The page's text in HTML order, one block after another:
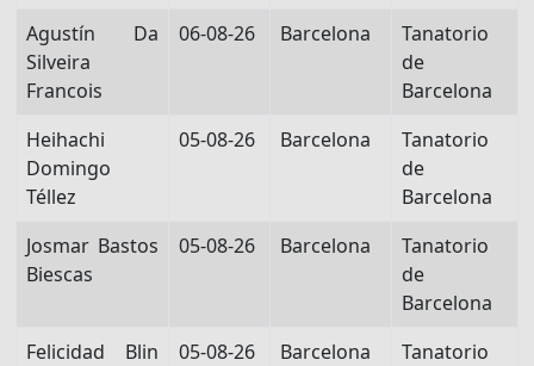
Agustín Da
Silveira
Francois
06-08-26 Barcelona
Tanatorio
de
Barcelona
Heihachi
Domingo
Téllez
05-08-26 Barcelona
Tanatorio
de
Barcelona
Josmar Bastos
Biescas
05-08-26 Barcelona
Tanatorio
de
Barcelona
Felicidad Blin
05-08-26 Barcelona
Tanatorio